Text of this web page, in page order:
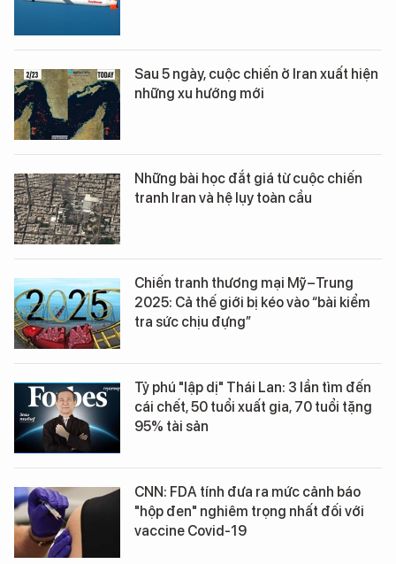
Sau 5 ngày, cuộc chiến ở Iran xuất hiện
những xu hướng mới
Những bài học đắt giá từ cuộc chiến
tranh Iran và hệ lụy toàn cầu
Chiến tranh thương mại Mỹ–Trung
2025: Cả thế giới bị kéo vào “bài kiểm
tra sức chịu đựng”
Tỷ phú "lập dị" Thái Lan: 3 lần tìm đến
cái chết, 50 tuổi xuất gia, 70 tuổi tặng
95% tài sản
CNN: FDA tính đưa ra mức cảnh báo
"hộp đen" nghiêm trọng nhất đối với
vaccine Covid-19